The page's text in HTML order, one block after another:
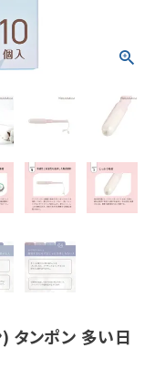
ンポン 多い日